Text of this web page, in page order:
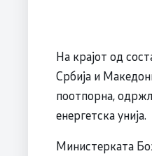
На крајот од
Србија и
поотпорна,
енергетска унија.
Министерката